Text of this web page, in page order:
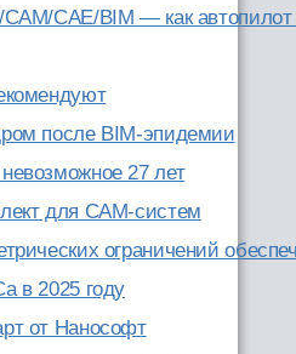
CAE/BIM — как
после BIM-эпидемии
27 лет
для CAM-систем
ограничений
в 2025 году
от Нанософт